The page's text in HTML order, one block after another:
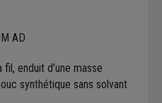
AD
enduit d’une masse
synthétique sans solvant